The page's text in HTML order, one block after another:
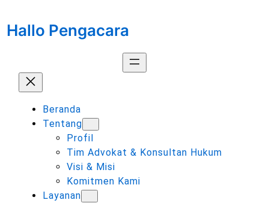
konten
Hallo Pengacara
Beranda
Tentang
Profil
Tim Advokat & Konsultan Hukum
Visi & Misi
Komitmen Kami
Layanan